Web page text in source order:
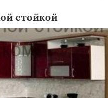
стойкой